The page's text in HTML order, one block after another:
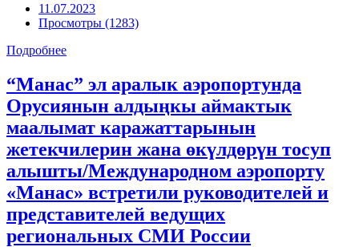
11.07.2023
Просмотры (1283)
Подробнее
“Манас” эл аралык аэропортунда
Орусиянын алдыңкы аймактык
маалымат каражаттарынын
жетекчилерин жана өкүлдөрүн тосуп
алышты/Международном аэропорту
«Манас» встретили руководителей и
представителей ведущих
региональных СМИ России